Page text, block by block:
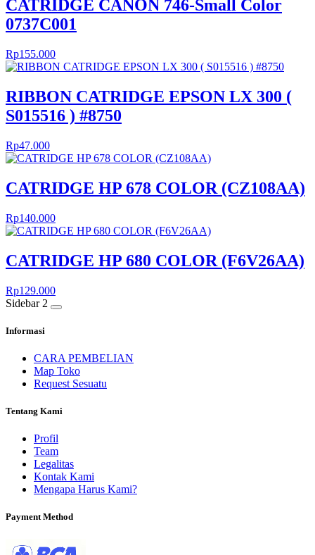
CATRIDGE CANON 746-Small Color
0737C001
Rp155.000
RIBBON CATRIDGE EPSON LX 300 (
S015516 ) #8750
Rp47.000
CATRIDGE HP 678 COLOR (CZ108AA)
Rp140.000
CATRIDGE HP 680 COLOR (F6V26AA)
Rp129.000
Sidebar 2
Informasi
CARA PEMBELIAN
Map Toko
Request Sesuatu
Tentang Kami
Profil
Team
Legalitas
Kontak Kami
Mengapa Harus Kami?
Payment Method